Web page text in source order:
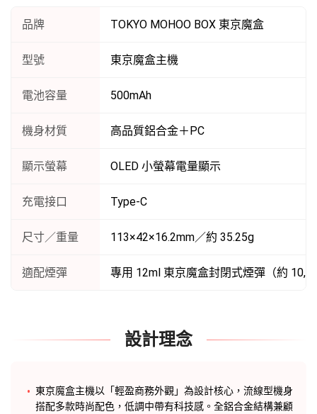
品牌 TOKYO MOHOO BOX 東京魔盒
型號 東京魔盒主機
電池容量 500mAh
機身材質 高品質鋁合金＋PC
顯示螢幕 OLED 小螢幕電量顯示
充電接口 Type-C
尺寸／重量 113×42×16.2mm／約 35.25g
適配煙彈 專用 12ml 東京魔盒封閉式煙彈（約
設計理念
東京魔盒主機以「輕盈商務外觀」為設計核心，流線型機身
搭配多款時尚配色，低調中帶有科技感。全鋁合金結構兼顧